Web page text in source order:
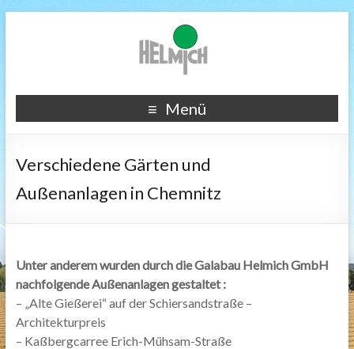
Menü
Verschiedene Gärten und
Außenanlagen in Chemnitz
Unter anderem wurden durch die Galabau Helmich GmbH
nachfolgende Außenanlagen gestaltet :
– „Alte Gießerei“ auf der Schiersandstraße –
Architekturpreis
– Kaßbergcarree Erich-Mühsam-Straße